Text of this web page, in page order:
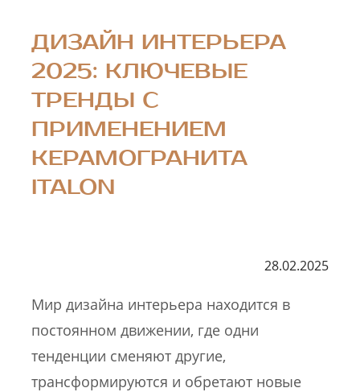
ДИЗАЙН ИНТЕРЬЕРА
2025: КЛЮЧЕВЫЕ
ТРЕНДЫ С
ПРИМЕНЕНИЕМ
КЕРАМОГРАНИТА
ITALON
28.02.2025
Мир дизайна интерьера находится в
постоянном движении, где одни
тенденции сменяют другие,
трансформируются и обретают новые